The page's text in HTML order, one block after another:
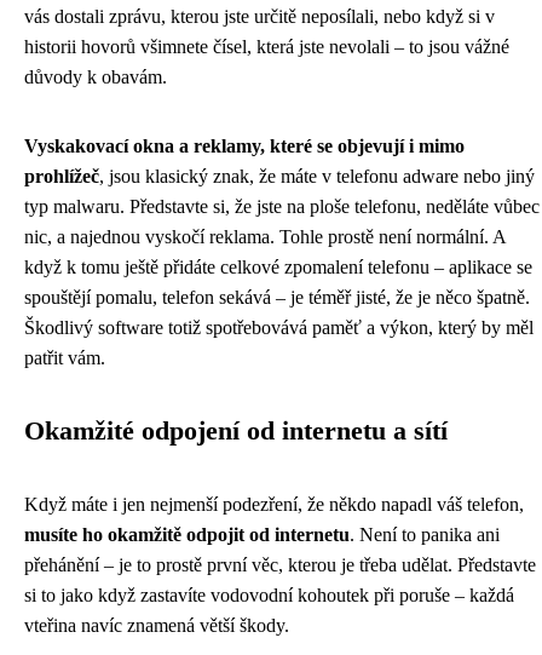
vás dostali zprávu, kterou jste určitě neposílali, nebo když si v
historii hovorů všimnete čísel, která jste nevolali – to jsou vážné
důvody k obavám.
Vyskakovací okna a reklamy, které se objevují i mimo
prohlížeč, jsou klasický znak, že máte v telefonu adware nebo jiný
typ malwaru. Představte si, že jste na ploše telefonu, neděláte vůbec
nic, a najednou vyskočí reklama. Tohle prostě není normální. A
když k tomu ještě přidáte celkové zpomalení telefonu – aplikace se
spouštějí pomalu, telefon sekává – je téměř jisté, že je něco špatně.
Škodlivý software totiž spotřebovává paměť a výkon, který by měl
patřit vám.
Okamžité odpojení od internetu a sítí
Když máte i jen nejmenší podezření, že někdo napadl váš telefon,
musíte ho okamžitě odpojit od internetu. Není to panika ani
přehánění – je to prostě první věc, kterou je třeba udělat. Představte
si to jako když zastavíte vodovodní kohoutek při poruše – každá
vteřina navíc znamená větší škody.